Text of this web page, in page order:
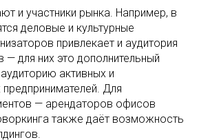
и участники рынка. Например, в
деловые и культурные
привлекает и аудитория
— для них это дополнительный
активных и
Для
— арендаторов офисов
также даёт возможность